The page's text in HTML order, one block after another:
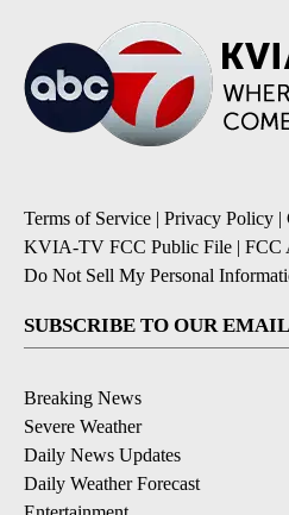
Terms of Service | Privacy Policy |
KVIA-TV FCC Public File | FCC
Do Not Sell My Personal
SUBSCRIBE TO OUR
Breaking News
Severe Weather
Daily News Updates
Daily Weather Forecast